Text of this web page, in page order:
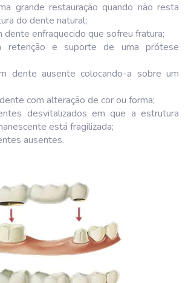
grande restauração quando não resta
do dente natural;
dente enfraquecido que sofreu fratura;
retenção e suporte de uma prótese
dente ausente colocando-a sobre um
com alteração de cor ou forma;
desvitalizados em que a estrutura
está fragilizada;
ausentes.